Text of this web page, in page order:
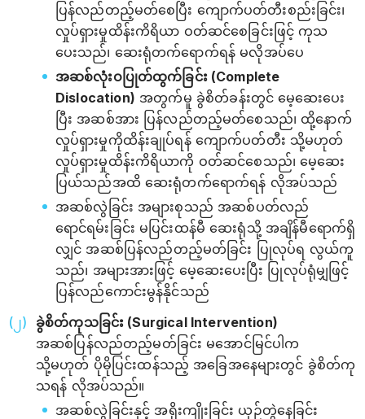
ပြန်လည်တည့်မတ်စေပြီး ကျောက်ပတ်တီးစည်းခြင်း၊
လှုပ်ရှားမှုထိန်းကိရိယာ ဝတ်ဆင်စေခြင်းဖြင့် ကုသ
ပေးသည်၊ ဆေးရုံတက်ရောက်ရန် မလိုအပ်ပေ
အဆစ်လုံးဝပြုတ်ထွက်ခြင်း (Complete
Dislocation) အတွက်မူ ခွဲစိတ်ခန်းတွင် မေ့ဆေးပေး
ပြီး အဆစ်အား ပြန်လည်တည့်မတ်စေသည်၊ ထို့နောက်
လှုပ်ရှားမှုကိုထိန်းချုပ်ရန် ကျောက်ပတ်တီး သို့မဟုတ်
လှုပ်ရှားမှုထိန်းကိရိယာကို ဝတ်ဆင်စေသည်၊ မေ့ဆေး
ပြယ်သည်အထိ ဆေးရုံတက်ရောက်ရန် လိုအပ်သည်
အဆစ်လွဲခြင်း အများစုသည် အဆစ်ပတ်လည်
ရောင်ရမ်းခြင်း မပြင်းထန်မီ ဆေးရုံသို့ အချိန်မီရောက်ရှိ
လျှင် အဆစ်ပြန်လည်တည့်မတ်ခြင်း ပြုလုပ်ရ လွယ်ကူ
သည်၊ အများအားဖြင့် မေ့ဆေးပေးပြီး ပြုလုပ်ရုံမျှဖြင့်
ပြန်လည်ကောင်းမွန်နိုင်သည်
ခွဲစိတ်ကုသခြင်း (Surgical Intervention)
အဆစ်ပြန်လည်တည့်မတ်ခြင်း မအောင်မြင်ပါက
သို့မဟုတ် ပိုမိုပြင်းထန်သည့် အခြေအနေများတွင် ခွဲစိတ်ကု
သရန် လိုအပ်သည်။
အဆစ်လွဲခြင်းနှင့် အရိုးကျိုးခြင်း ယှဉ်တွဲနေခြင်း